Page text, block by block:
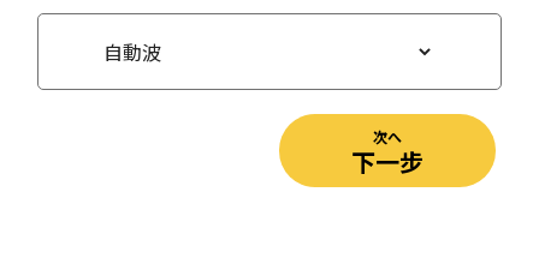
次へ
下一步